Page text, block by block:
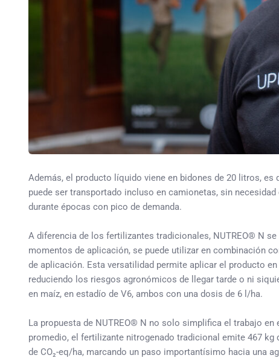
Además, el producto líquido viene en bidones de 20 litros,
puede ser transportado incluso en camionetas, sin
durante épocas con pico de demanda.
A diferencia de los fertilizantes tradicionales, NUTREO® N
momentos de aplicación, se puede utilizar en combinación
de aplicación. Esta versatilidad permite aplicar el producto
reduciendo los riesgos agronómicos de llegar tarde o ni
en maíz, en estadío de V6, ambos con una dosis de 6 l/ha.
La propuesta de NUTREO® N no solo simplifica el trabajo
promedio, el fertilizante nitrogenado tradicional emite 467 kg
de CO₂-eq/ha, marcando un paso importantísimo hacia una